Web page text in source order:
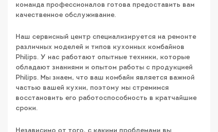
команда профессионалов готова предоставить вам
качественное обслуживание.
Наш сервисный центр специализируется на ремонте
различных моделей и типов кухонных комбайнов
Philips. У нас работают опытные техники, которые
обладают знаниями и опытом работы с продукцией
Philips. Мы знаем, что ваш комбайн является важной
частью вашей кухни, поэтому мы стремимся
восстановить его работоспособность в кратчайшие
сроки.